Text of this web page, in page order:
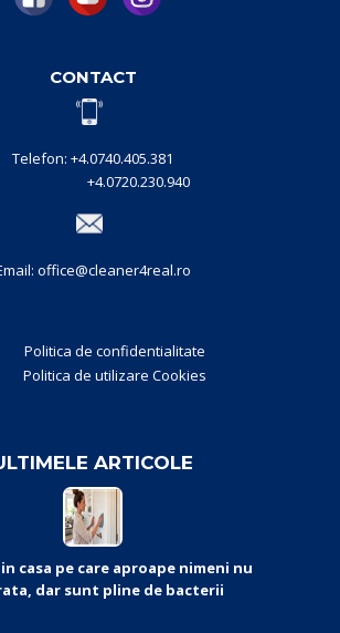
CONTACT
Telefon: +4.0740.405.381
+4.0720.230.940
office@cleaner4real.ro
Politica de confidentialitate
Politica de utilizare Cookies
ARTICOLE
casa pe care aproape nimeni nu
dar sunt pline de bacterii